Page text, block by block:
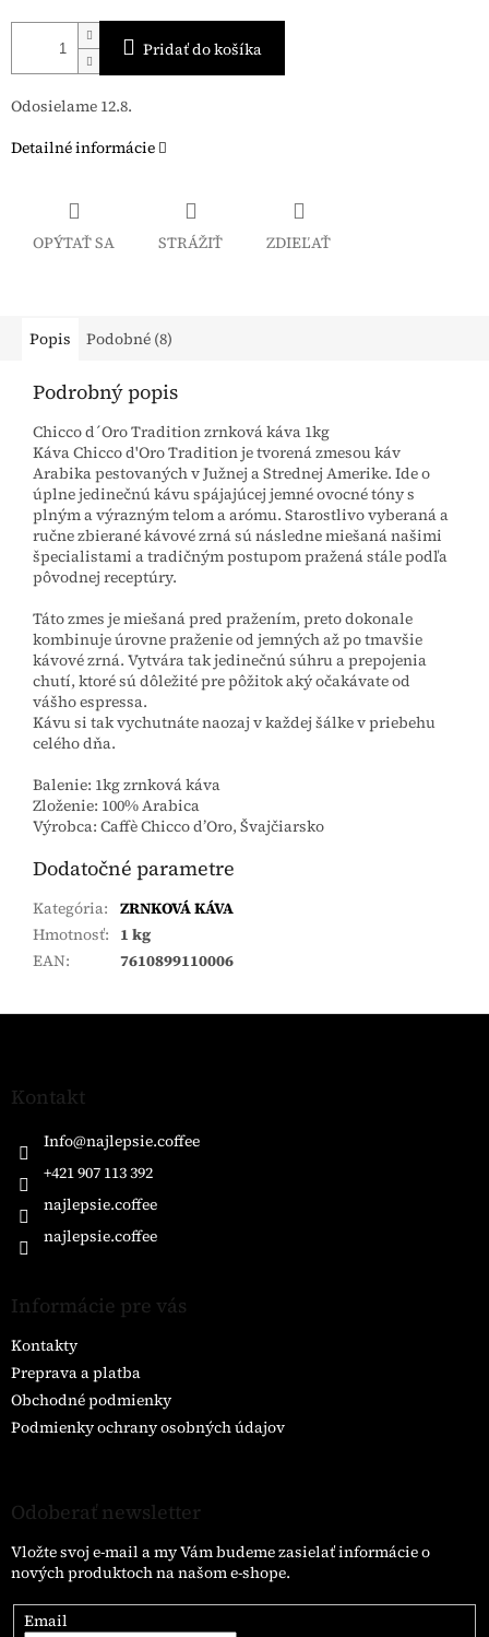
Pridať do košíka
Odosielame 12.8.
Detailné informácie
OPÝTAŤ SA STRÁŽIŤ ZDIEĽAŤ
Popis Podobné (8)
Podrobný popis
Chicco d´Oro Tradition zrnková káva 1kg
Káva Chicco d'Oro Tradition je tvorená zmesou káv
Arabika pestovaných v Južnej a Strednej Amerike. Ide o
úplne jedinečnú kávu spájajúcej jemné ovocné tóny s
plným a výrazným telom a arómu. Starostlivo vyberaná a
ručne zbierané kávové zrná sú následne miešaná našimi
špecialistami a tradičným postupom pražená stále podľa
pôvodnej receptúry.
Táto zmes je miešaná pred pražením, preto dokonale
kombinuje úrovne praženie od jemných až po tmavšie
kávové zrná. Vytvára tak jedinečnú súhru a prepojenia
chutí, ktoré sú dôležité pre pôžitok aký očakávate od
vášho espressa.
Kávu si tak vychutnáte naozaj v každej šálke v priebehu
celého dňa.
Balenie: 1kg zrnková káva
Zloženie: 100% Arabica
Výrobca: Caffè Chicco d’Oro, Švajčiarsko
Dodatočné parametre
Kategória: ZRNKOVÁ KÁVA
Hmotnosť: 1 kg
EAN: 7610899110006
Z
Kontakt
Info@najlepsie.coffee
+421 907 113 392
najlepsie.coffee
najlepsie.coffee
Informácie pre vás
Kontakty
Preprava a platba
Obchodné podmienky
Podmienky ochrany osobných údajov
Odoberať newsletter
Vložte svoj e-mail a my Vám budeme zasielať informácie o
nových produktoch na našom e-shope.
Email